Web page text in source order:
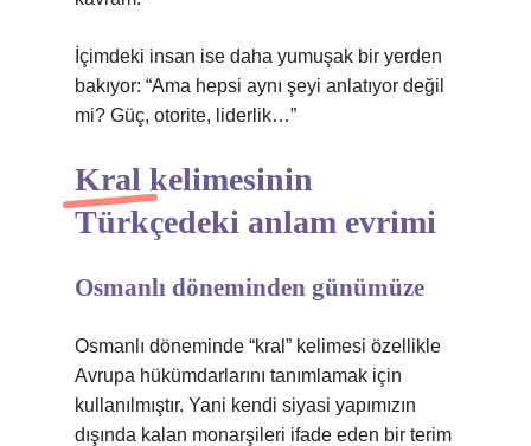
İçimdeki insan ise daha yumuşak bir yerden
bakıyor: “Ama hepsi aynı şeyi anlatıyor değil
mi? Güç, otorite, liderlik…”
Kral kelimesinin
Türkçedeki anlam evrimi
Osmanlı döneminden günümüze
Osmanlı döneminde “kral” kelimesi özellikle
Avrupa hükümdarlarını tanımlamak için
kullanılmıştır. Yani kendi siyasi yapımızın
dışında kalan monarşileri ifade eden bir terim